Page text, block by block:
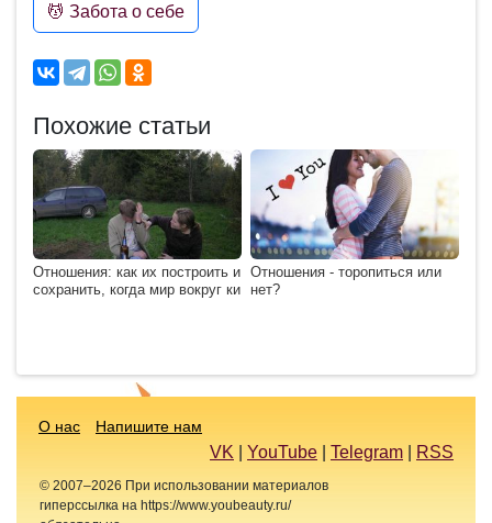
💆 Забота о себе
Похожие статьи
Отношения: как их построить и
сохранить, когда мир вокруг ки
Отношения - торопиться или
нет?
О нас Напишите нам
VK YouTube Telegram RSS
© 2007–2026 При использовании материалов
гиперссылка на https://www.youbeauty.ru/